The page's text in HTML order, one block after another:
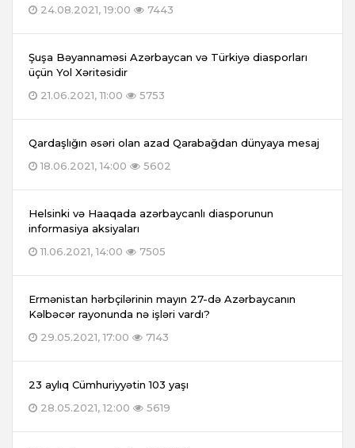
24.08.2021, 19:00
7443
Şuşa Bəyannaməsi Azərbaycan və Türkiyə diasporları
üçün Yol Xəritəsidir
21.06.2021, 11:00
5753
Qardaşlığın əsəri olan azad Qarabağdan dünyaya mesaj
18.06.2021, 14:00
5602
Helsinki və Haaqada azərbaycanlı diasporunun
informasiya aksiyaları
11.06.2021, 14:00
7505
Ermənistan hərbçilərinin mayın 27-də Azərbaycanın
Kəlbəcər rayonunda nə işləri vardı?
29.05.2021, 17:00
7143
23 aylıq Cümhuriyyətin 103 yaşı
28.05.2021, 12:00
5619